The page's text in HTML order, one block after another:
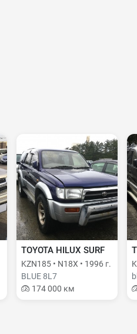
TOYOTA HILUX SURF
KZN185 • N18X • 1996 г.
BLUE 8L7
174 000 км